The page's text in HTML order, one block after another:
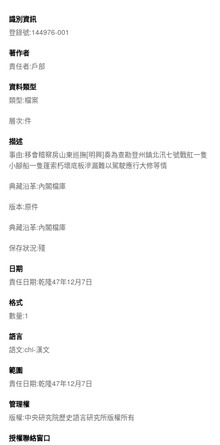
識別資訊
登錄號:144976-001
著作者
責任者:戶部
資料類型
類型:檔案
層次:件
描述
事由:移會稽察房山東巡撫[明興]奏為查勘登州鎮北汛七號戰舡一隻
小腳船一隻篷索朽壞底板滲漏難以駕駛應行大修等情
典藏沿革:內閣檔庫
版本:原件
典藏沿革:內閣檔庫
保存狀況:殘
日期
責任日期:乾隆47年12月7日
格式
數量:1
語言
語文:chi-漢文
範圍
責任日期:乾隆47年12月7日
管理權
版權:中央研究院歷史語言研究所版權所有
授權聯絡窗口